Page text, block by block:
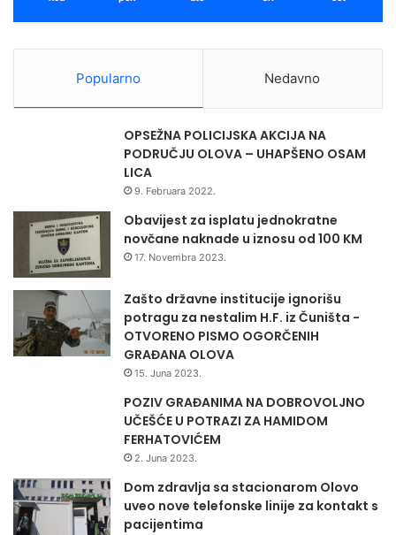
Popularno Nedavno
OPSEŽNA POLICIJSKA AKCIJA NA
PODRUČJU OLOVA – UHAPŠENO OSAM
LICA
9. Februara 2022.
Obavijest za isplatu jednokratne
novčane naknade u iznosu od 100 KM
17. Novembra 2023.
Zašto državne institucije ignorišu
potragu za nestalim H.F. iz Čuništa -
OTVORENO PISMO OGORČENIH
GRAĐANA OLOVA
15. Juna 2023.
POZIV GRAĐANIMA NA DOBROVOLJNO
UČEŠĆE U POTRAZI ZA HAMIDOM
FERHATOVIĆEM
2. Juna 2023.
Dom zdravlja sa stacionarom Olovo
uveo nove telefonske linije za kontakt s
pacijentima